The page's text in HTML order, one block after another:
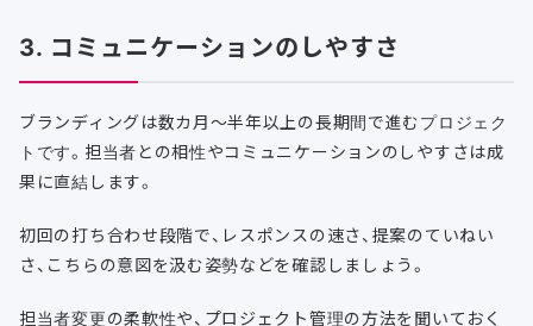
3. コミュニケーションのしやすさ
ブランディングは数カ月〜半年以上の長期間で進むプロジェク
トです。担当者との相性やコミュニケーションのしやすさは成
果に直結します。
初回の打ち合わせ段階で、レスポンスの速さ、提案のていねい
さ、こちらの意図を汲む姿勢などを確認しましょう。
担当者変更の柔軟性や、プロジェクト管理の方法を聞いておく